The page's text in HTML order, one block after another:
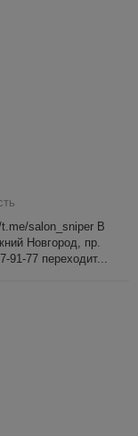
salon_sniper В
Новгород, пр.
91-77 переходит...